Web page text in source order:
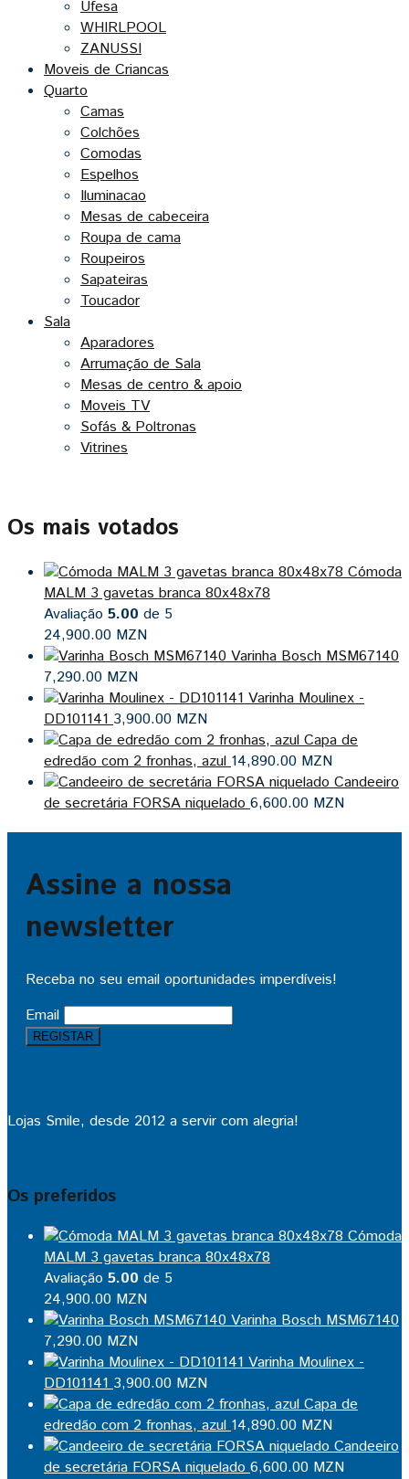
Ufesa
WHIRLPOOL
ZANUSSI
Moveis de Criancas
Quarto
Camas
Colchões
Comodas
Espelhos
Iluminacao
Mesas de cabeceira
Roupa de cama
Roupeiros
Sapateiras
Toucador
Sala
Aparadores
Arrumação de Sala
Mesas de centro & apoio
Moveis TV
Sofás & Poltronas
Vitrines
Os mais votados
Cómoda
MALM 3 gavetas branca 80x48x78
Avaliação 5.00 de 5
24,900.00 MZN
Varinha Bosch MSM67140
7,290.00 MZN
Varinha Moulinex -
DD101141 3,900.00 MZN
Capa de
edredão com 2 fronhas, azul 14,890.00 MZN
Candeeiro
de secretária FORSA niquelado 6,600.00 MZN
Assine a nossa
newsletter
Receba no seu email oportunidades imperdíveis!
Email
Lojas Smile, desde 2012 a servir com alegria!
Os preferidos
Cómoda
MALM 3 gavetas branca 80x48x78
Avaliação 5.00 de 5
24,900.00 MZN
Varinha Bosch MSM67140
7,290.00 MZN
Varinha Moulinex -
DD101141 3,900.00 MZN
Capa de
edredão com 2 fronhas, azul 14,890.00 MZN
Candeeiro
de secretária FORSA niquelado 6,600.00 MZN